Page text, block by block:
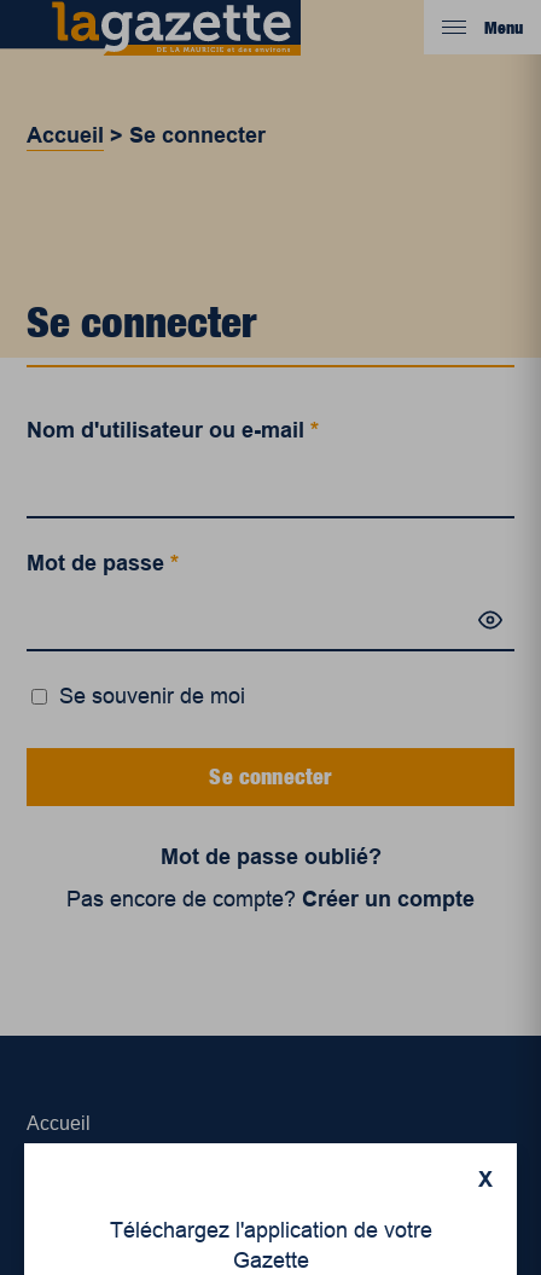
Menu
Accueil >Se connecter
Se connecter
Nom d'utilisateur ou e-mail*
Mot de passe*
Se souvenir de moi
Se connecter
Mot de passe oublié?
Pas encore de compte? Créer un compte
X
Téléchargez l'application de votre
Gazette
Accueil
Déontologie et confidentialité